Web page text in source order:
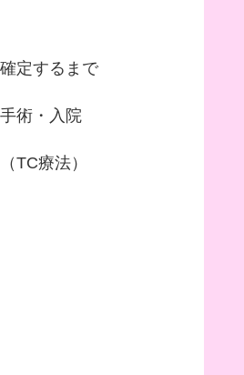
定するまで
術・入院
TC療法）